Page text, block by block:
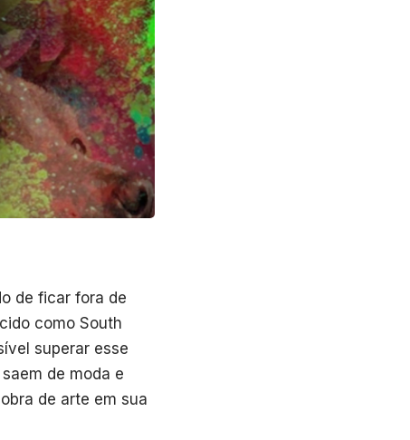
de ficar fora de
como South
superar esse
de moda e
de arte em sua